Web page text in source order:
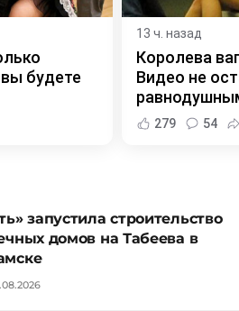
будете
13 ч. назад
Королева
Видео не
279 54
запустила строительство
домов на Табеева в